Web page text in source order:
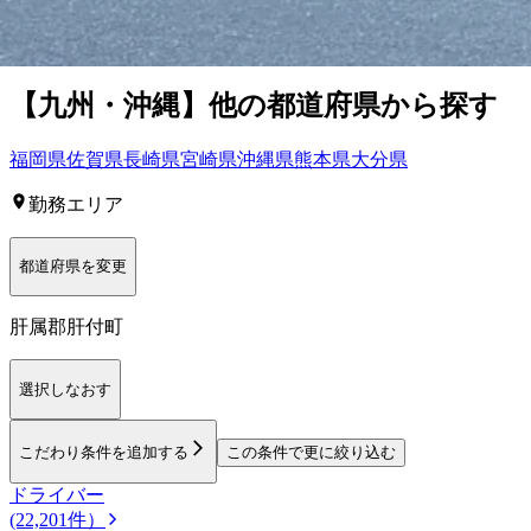
正社員 トラック 大型トラック・大型免許 中型トラック・中型
【九州・沖縄】他の都道府県から探す
福岡県佐賀県長崎県宮崎県沖縄県熊本県大分県
勤務エリア
都道府県を変更
肝属郡肝付町
選択しなおす
こだわり条件を追加する この条件で更に絞り込む
ドライバー
(22,201件）